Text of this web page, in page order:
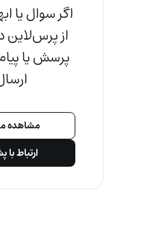
اگر سوال یا
از پرس‌لاین
پرسش یا
ارتباط با
مشاهده